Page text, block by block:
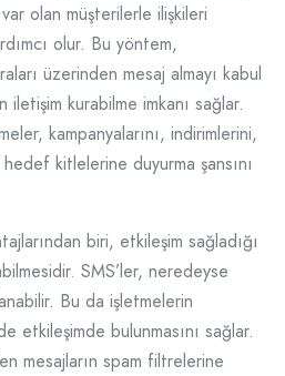
olan müşterilerle ilişkileri
olur. Bu yöntem,
üzerinden mesaj almayı kabul
kurabilme imkanı sağlar.
kampanyalarını, indirimlerini,
kitlelerine duyurma şansını
biri, etkileşim sağladığı
SMS’ler, neredeyse
Bu da işletmelerin
etkileşimde bulunmasını sağlar.
mesajların spam filtrelerine